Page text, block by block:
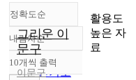
정확도순
정확도
순
인기도
내림차순
내림차순
10개씩 출력
그리운 이
문구
이문구
활용도
높은 자
료